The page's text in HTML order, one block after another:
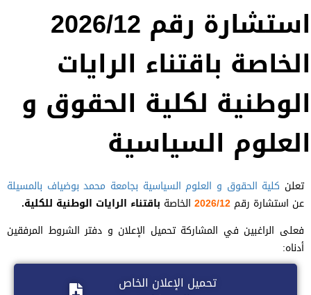
استشارة رقم 2026/12
الخاصة باقتناء الرايات
الوطنية لكلية الحقوق و
العلوم السياسية
تعلن كلية الحقوق و العلوم السياسية بجامعة محمد بوضياف بالمسيلة
عن استشارة رقم2026/12 الخاصة باقتناء الرايات الوطنية للكلية.
فعلى الراغبين في المشاركة تحميل الإعلان و دفتر الشروط المرفقين
أدناه:
تحميل الإعلان الخاص